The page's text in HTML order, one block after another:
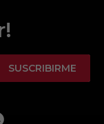
SUSCRIBIRME